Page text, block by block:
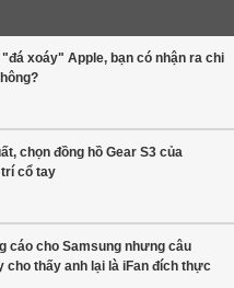
xoáy" Apple, bạn có nhận ra chi
chọn đồng hồ Gear S3 của
cổ tay
cáo cho Samsung nhưng câu
thấy anh lại là iFan đích thực